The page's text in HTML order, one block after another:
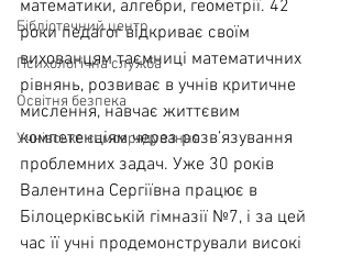
Бібліотечний центр
Психологічна служба
Освітня безпека
Учнівське самоврядування
математики, алгебри, геометрії. 42
роки педагог відкриває своїм
вихованцям таємниці математичних
рівнянь, розвиває в учнів критичне
мислення, навчає життєвим
компетенціям через розв’язування
проблемних задач. Уже 30 років
Валентина Сергіївна працює в
Білоцерківській гімназії №7, і за цей
час її учні продемонстрували високі